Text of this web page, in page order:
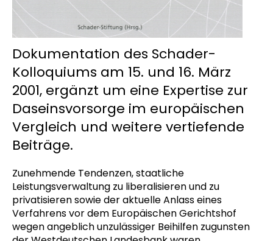
Dokumentation des Schader-
Kolloquiums am 15. und 16. März
2001, ergänzt um eine Expertise zur
Daseinsvorsorge im europäischen
Vergleich und weitere vertiefende
Beiträge.
Zunehmende Tendenzen, staatliche
Leistungsverwaltung zu liberalisieren und zu
privatisieren sowie der aktuelle Anlass eines
Verfahrens vor dem Europäischen Gerichtshof
wegen angeblich unzulässiger Beihilfen zugunsten